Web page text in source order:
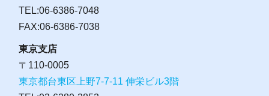
TEL:06-6386-7048
FAX:06-6386-7038
東京支店
〒110-0005
東京都台東区上野7-7-11 伸栄ビル3階